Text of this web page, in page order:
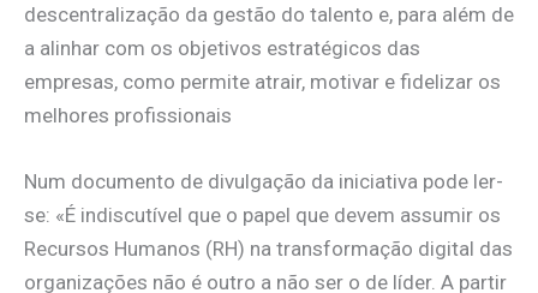
descentralização da gestão do talento e, para além de
a alinhar com os objetivos estratégicos das
empresas, como permite atrair, motivar e fidelizar os
melhores profissionais
Num documento de divulgação da iniciativa pode ler-
se: «É indiscutível que o papel que devem assumir os
Recursos Humanos (RH) na transformação digital das
organizações não é outro a não ser o de líder. A partir